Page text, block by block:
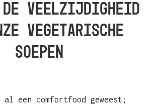
VEELZIJDIGHEID
VEGETARISCHE
SOEPEN
een comfortfood geweest;